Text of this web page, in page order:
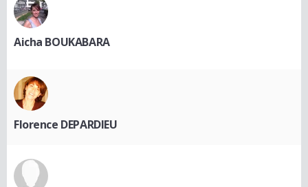
Aicha BOUKABARA
Florence DEPARDIEU